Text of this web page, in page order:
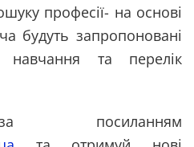
професії- на основі
будуть запропоновані
навчання та перелік
посиланням